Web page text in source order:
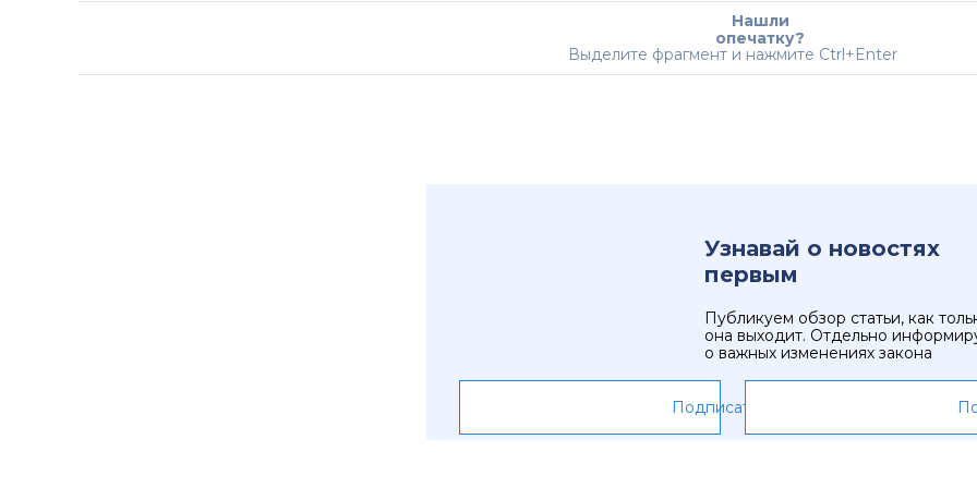
Нашли
опечатку?
Выделите фрагмент и нажмите Ctrl+Enter
Узнавай о новостях
первым
Публикуем обзор статьи, как
она выходит. Отдельно
о важных изменениях закона
Подписаться